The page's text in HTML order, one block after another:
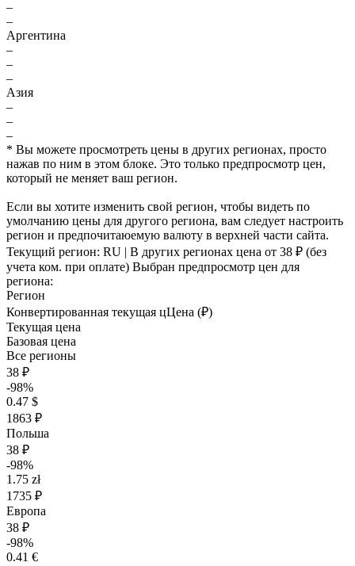
–
–
Аргентина
–
–
–
Азия
–
–
–
* Вы можете просмотреть цены в других регионах, просто
нажав по ним в этом блоке. Это только предпросмотр цен,
который не меняет ваш регион.
Если вы хотите изменить свой регион, чтобы видеть по
умолчанию цены для другого региона, вам следует настроить
регион и предпочитаюемую валюту в верхней части сайта.
Текущий регион: RU | В других регионах цена от 38 ₽ (без
учета ком. при оплате) Выбран предпросмотр цен для
региона:
Регион
Конвертированная текущая цЦена (₽)
Текущая цена
Базовая цена
Все регионы
38 ₽
-98%
0.47 $
1863 ₽
Польша
38 ₽
-98%
1.75 zł
1735 ₽
Европа
38 ₽
-98%
0.41 €